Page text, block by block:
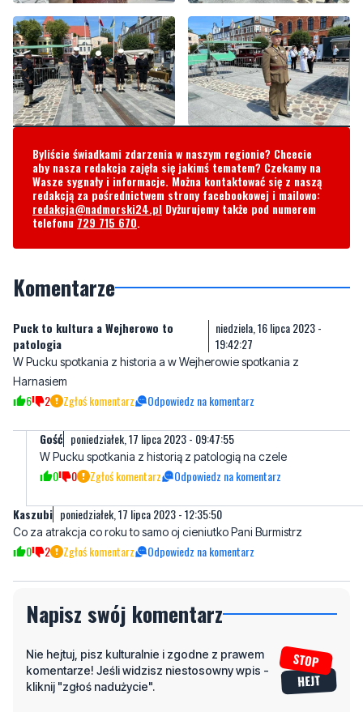
Byliście świadkami zdarzenia w naszym regionie? Chcecie
aby nasza redakcja zajęła się jakimś tematem? Czekamy na
Wasze sygnały i informacje. Można kontaktować się z naszą
redakcją za pośrednictwem strony facebookowej i mailowo:
redakcja@nadmorski24.pl Dyżurujemy także pod numerem
telefonu 729 715 670.
Komentarze
Puck to kultura a Wejherowo to
patologia
niedziela, 16 lipca 2023 -
19:42:27
W Pucku spotkania z historia a w Wejherowie spotkania z
Harnasiem
6 2 Zgłoś komentarz Odpowiedz na komentarz
Gość poniedziałek, 17 lipca 2023 - 09:47:55
W Pucku spotkania z historią z patologią na czele
0 0 Zgłoś komentarz Odpowiedz na komentarz
Kaszubi poniedziałek, 17 lipca 2023 - 12:35:50
Co za atrakcja co roku to samo oj cieniutko Pani Burmistrz
0 2 Zgłoś komentarz Odpowiedz na komentarz
Napisz swój komentarz
Nie hejtuj, pisz kulturalnie i zgodne z prawem
komentarze! Jeśli widzisz niestosowny wpis -
kliknij "zgłoś nadużycie".